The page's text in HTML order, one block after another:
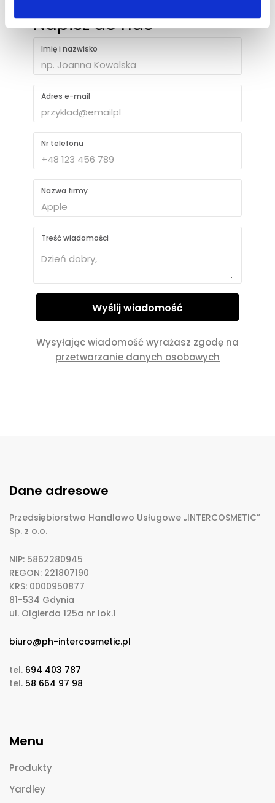
Napisz do nas
Imię i nazwisko
Adres e-mail
Nr telefonu
Nazwa firmy
Treść wiadomości
Wysyłając wiadomość wyrażasz zgodę na
przetwarzanie danych osobowych
Dane adresowe
Przedsiębiorstwo Handlowo Usługowe „INTERCOSMETIC”
Sp. z o.o.
NIP: 5862280945
REGON: 221807190
KRS: 0000950877
81-534 Gdynia
ul. Olgierda 125a nr lok.1
biuro@ph-intercosmetic.pl
tel. 694 403 787
tel. 58 664 97 98
Menu
Produkty
Yardley